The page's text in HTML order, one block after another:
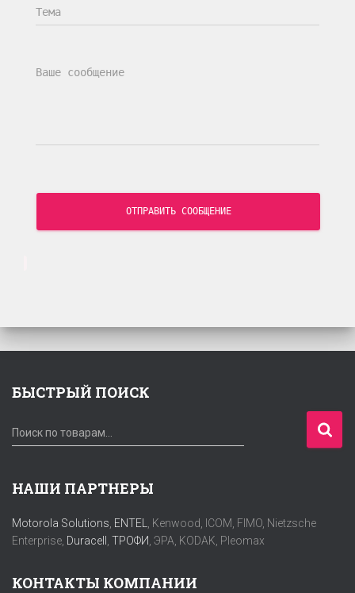
ОТПРАВИТЬ СООБЩЕНИЕ
БЫСТРЫЙ ПОИСК
И
с
т
:
Поиск по товарам…
НАШИ ПАРТНЕРЫ
Motorola Solutions ENTEL
, Kenwood, ICOM, FIMO, Nietzsche
Enterprise, Duracell ТРОФИ , ЭРА, KODAK, Pleomax
КОНТАКТЫ КОМПАНИИ